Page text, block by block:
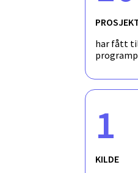
har fått
1
KILDE